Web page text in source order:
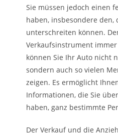
Sie müssen jedoch einen
haben, insbesondere den,
unterschreiten können.
Verkaufsinstrument
können Sie Ihr Auto nicht
sondern auch so vielen
zeigen. Es ermöglicht
Informationen, die Sie
haben, ganz bestimmte
Der Verkauf und die